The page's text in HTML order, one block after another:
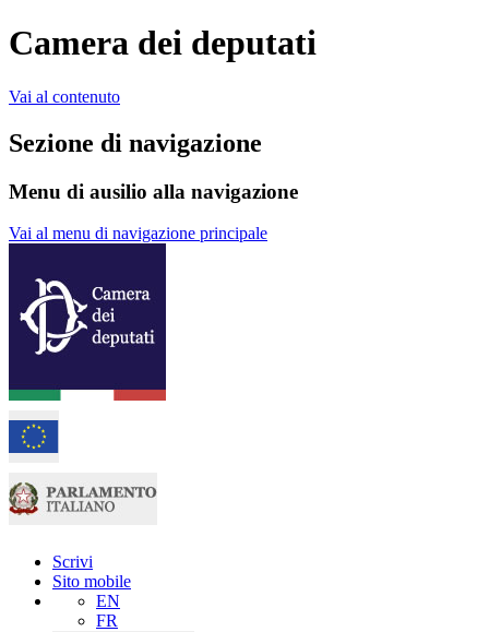
Camera dei deputati
Vai al contenuto
Sezione di navigazione
Menu di ausilio alla navigazione
Vai al menu di navigazione principale
Scrivi
Sito mobile
EN
FR